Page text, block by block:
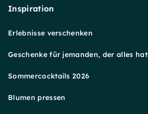
Inspiration
Erlebnisse verschenken
Geschenke für jemanden, der alles hat
Sommercocktails 2026
Blumen pressen